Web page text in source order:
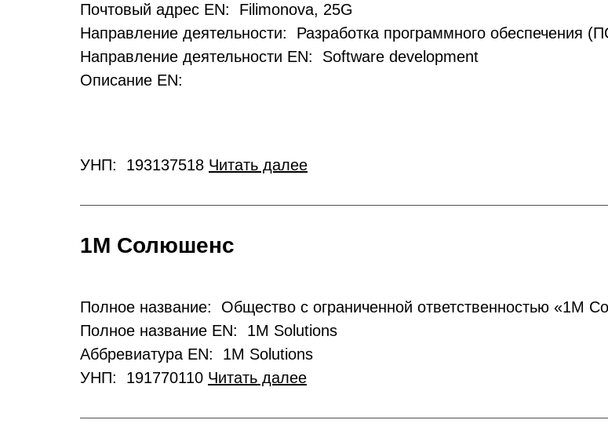
Почтовый адрес EN: Filimonova, 25G
Направление деятельности: Разработка программного обеспечения
Направление деятельности EN: Software development
Описание EN:
УНП: 193137518 Читать далее
1М Солюшенс
Полное название: Общество с ограниченной ответственностью «1М
Полное название EN: 1M Solutions
Аббревиатура EN: 1M Solutions
УНП: 191770110 Читать далее